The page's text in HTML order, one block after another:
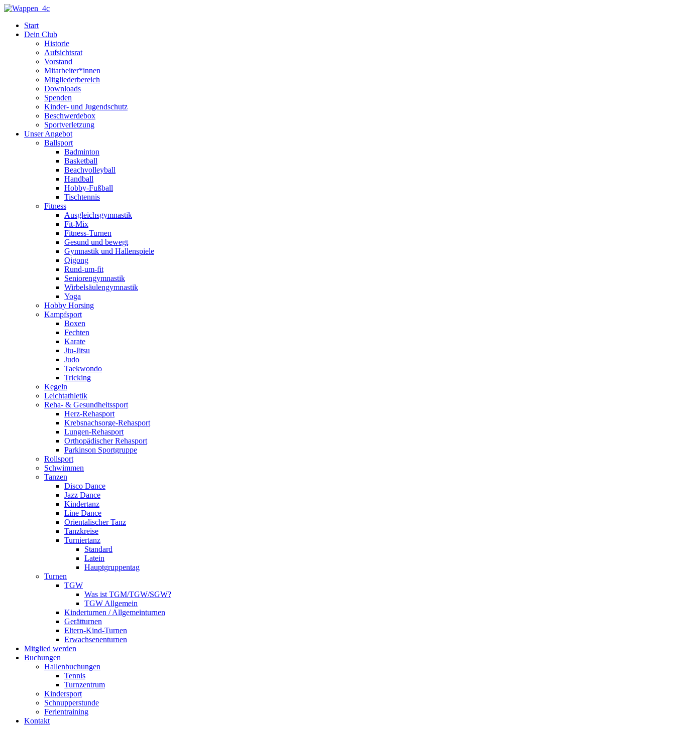
Zum
springenStart
Dein Club
Historie
Aufsichtsrat
Vorstand
Mitarbeiter*innen
Mitgliederbereich
Downloads
Spenden
Kinder- und Jugendschutz
Beschwerdebox
Sportverletzung
Unser Angebot
Ballsport
Badminton
Basketball
Beachvolleyball
Handball
Hobby-Fußball
Tischtennis
Fitness
Ausgleichsgymnastik
Fit-Mix
Fitness-Turnen
Gesund und bewegt
Gymnastik und Hallenspiele
Qigong
Rund-um-fit
Seniorengymnastik
Wirbelsäulengymnastik
Yoga
Hobby Horsing
Kampfsport
Boxen
Fechten
Karate
Jiu-Jitsu
Judo
Taekwondo
Tricking
Kegeln
Leichtathletik
Reha- & Gesundheitssport
Herz-Rehasport
Krebsnachsorge-Rehasport
Lungen-Rehasport
Orthopädischer Rehasport
Parkinson Sportgruppe
Rollsport
Schwimmen
Tanzen
Disco Dance
Jazz Dance
Kindertanz
Line Dance
Orientalischer Tanz
Tanzkreise
Turniertanz
Standard
Latein
Hauptgruppentag
Turnen
TGW
Was ist TGM/TGW/SGW?
TGW Allgemein
Kinderturnen / Allgemeinturnen
Gerätturnen
Eltern-Kind-Turnen
Erwachsenenturnen
Mitglied werden
Buchungen
Hallenbuchungen
Tennis
Turnzentrum
Kindersport
Schnupperstunde
Ferientraining
Kontakt